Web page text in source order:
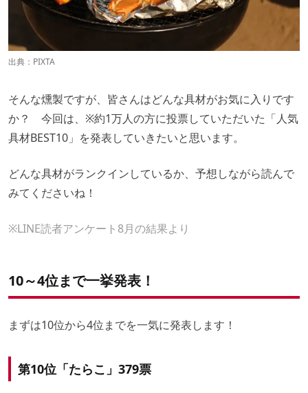
出典：PIXTA
そんな燻製ですが、皆さんはどんな具材がお気に入りです
か？ 今回は、※約1万人の方に投票していただいた「人気
具材BEST10」を発表していきたいと思います。
どんな具材がランクインしているか、予想しながら読んで
みてくださいね！
※LINE読者アンケート8月の結果より
10～4位まで一挙発表！
まずは10位から4位までを一気に発表します！
第10位「たらこ」379票